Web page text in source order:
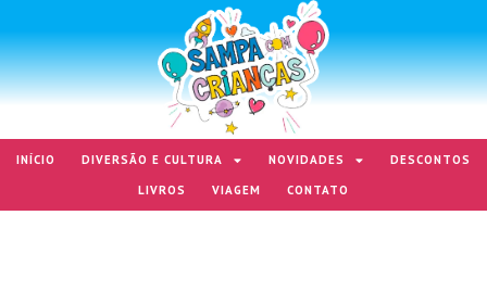
INÍCIO DIVERSÃO E CULTURA NOVIDADES
DESCONTOS
LIVROS
VIAGEM CONTATO